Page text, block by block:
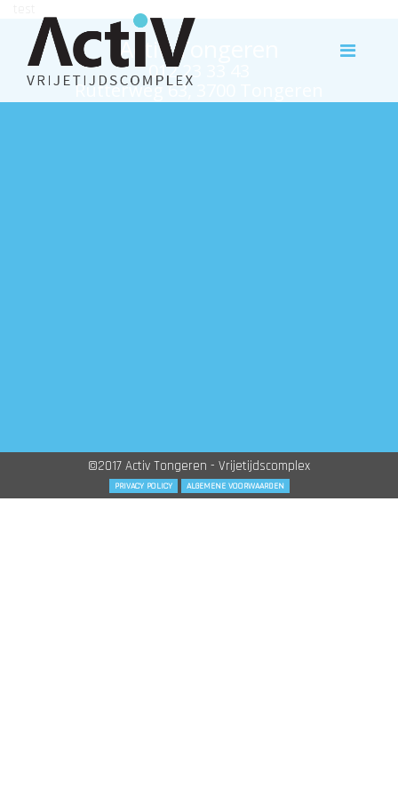
Activ Tongeren
012 23 33 43
Rutterweg 63, 3700 Tongeren
©2017 Activ Tongeren - Vrijetijdscomplex
PRIVACY POLICY ALGEMENE VOORWAARDEN